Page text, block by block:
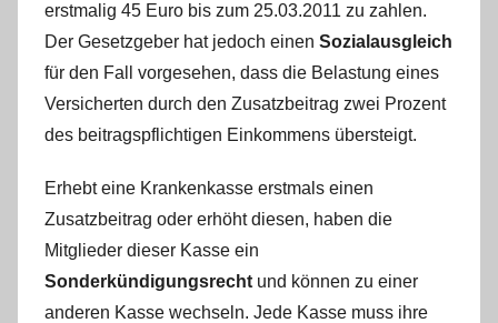
erstmalig 45 Euro bis zum 25.03.2011 zu zahlen.
Der Gesetzgeber hat jedoch einen Sozialausgleich
für den Fall vorgesehen, dass die Belastung eines
Versicherten durch den Zusatzbeitrag zwei Prozent
des beitragspflichtigen Einkommens übersteigt.
Erhebt eine Krankenkasse erstmals einen
Zusatzbeitrag oder erhöht diesen, haben die
Mitglieder dieser Kasse ein
Sonderkündigungsrecht und können zu einer
anderen Kasse wechseln. Jede Kasse muss ihre